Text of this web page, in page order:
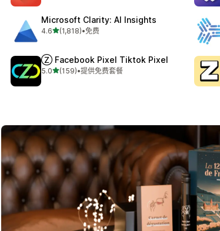
Microsoft Clarity: AI Insights
4.6星（满分 5 星）
(1,818)
总共 1818 条评论
•免费
Ⓩ Facebook Pixel Tiktok Pixel
5.0星（满分 5 星）
(159)
总共 159 条评论
•提供免费套餐